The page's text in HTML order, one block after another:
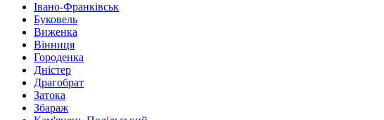
Івано-Франківськ
Буковель
Виженка
Вінниця
Городенка
Дністер
Драгобрат
Затока
Збараж